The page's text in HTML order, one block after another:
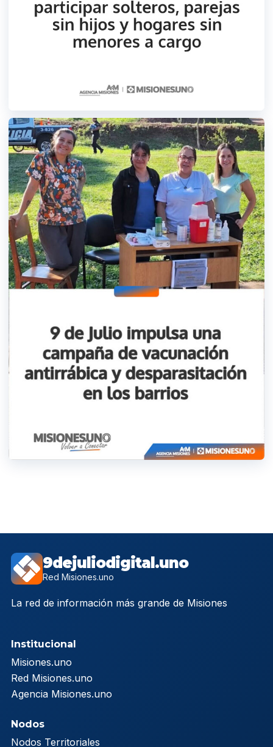
9dejuliodigital.uno
Red Misiones.uno
La red de información más grande de Misiones
Institucional
Misiones.uno
Red Misiones.uno
Agencia Misiones.uno
Nodos
Nodos Territoriales